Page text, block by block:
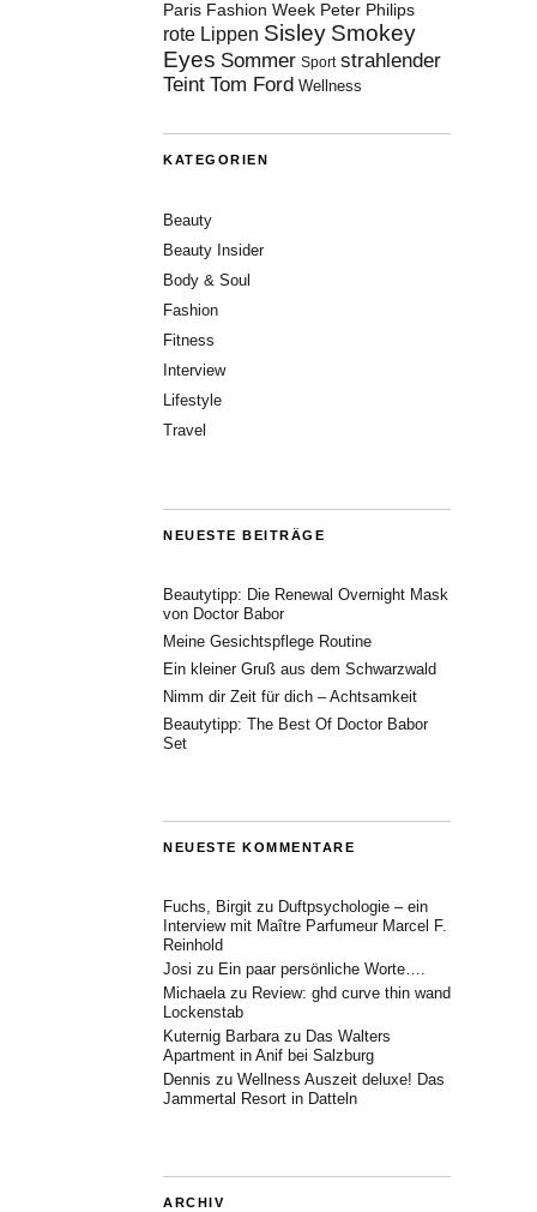
Paris Fashion Week Peter Philips
rote Lippen Sisley Smokey
Eyes Sommer Sport strahlender
Teint Tom Ford Wellness
KATEGORIEN
Beauty
Beauty Insider
Body & Soul
Fashion
Fitness
Interview
Lifestyle
Travel
NEUESTE BEITRÄGE
Beautytipp: Die Renewal Overnight Mask
von Doctor Babor
Meine Gesichtspflege Routine
Ein kleiner Gruß aus dem Schwarzwald
Nimm dir Zeit für dich – Achtsamkeit
Beautytipp: The Best Of Doctor Babor
Set
NEUESTE KOMMENTARE
Fuchs, Birgit zu Duftpsychologie – ein
Interview mit Maître Parfumeur Marcel F.
Reinhold
Josi zu Ein paar persönliche Worte….
Michaelazu Review: ghd curve thin wand
Lockenstab
Kuternig Barbarazu Das Walters
Apartment in Anif bei Salzburg
Dennis zu Wellness Auszeit deluxe! Das
Jammertal Resort in Datteln
ARCHIV